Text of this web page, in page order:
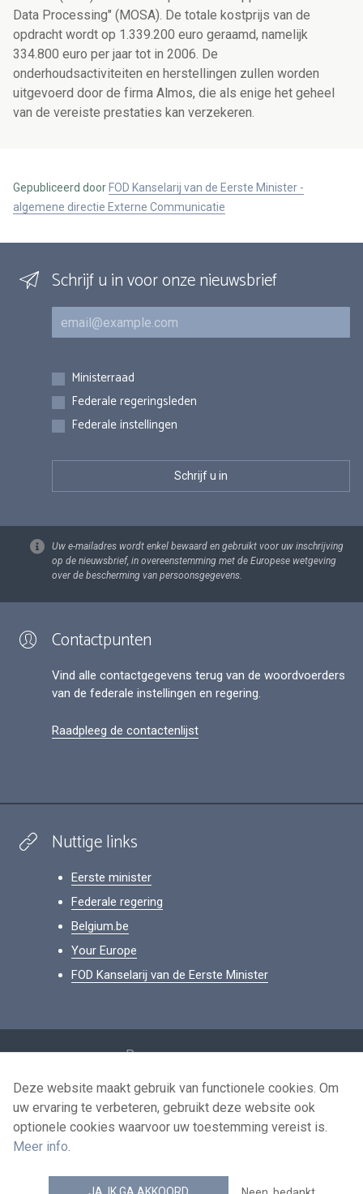
Data Processing" (MOSA). De totale kostprijs van de
opdracht wordt op 1.339.200 euro geraamd, namelijk
334.800 euro per jaar tot in 2006. De
onderhoudsactiviteiten en herstellingen zullen worden
uitgevoerd door de firma Almos, die als enige het geheel
van de vereiste prestaties kan verzekeren.
Gepubliceerd door FOD Kanselarij van de Eerste Minister -
algemene directie Externe Communicatie
Schrijf u in voor onze nieuwsbrief
E-mail
Inschrijvingen
Ministerraad
Federale regeringsleden
Federale instellingen
Uw e-mailadres wordt enkel bewaard en gebruikt voor uw inschrijving
op de nieuwsbrief, in overeenstemming met de Europese wetgeving
over de bescherming van persoonsgegevens.
Contactpunten
Vind alle contactgegevens terug van de woordvoerders
van de federale instellingen en regering.
Raadpleeg de contactenlijst
Nuttige links
Eerste minister
Federale regering
Belgium.be
Your Europe
FOD Kanselarij van de Eerste Minister
Persoonsgegevens
Voorwaarden voor het hergebruik
Contacteer ons
news.belgium RSS feed
Deze website maakt gebruik van functionele cookies. Om
uw ervaring te verbeteren, gebruikt deze website ook
optionele cookies waarvoor uw toestemming vereist is.
Meer info.